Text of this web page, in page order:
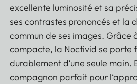
excellente luminosité et sa
ses contrastes prononcés et la
commun de ses images. Grâce
compacte, la Noctivid se porte
durablement d‘une seule main.
compagnon parfait pour